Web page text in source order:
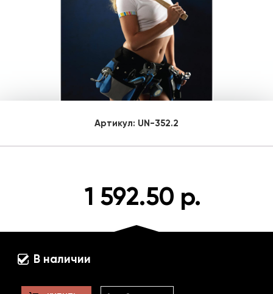
Артикул: UN-352.2
1 592.50 р.
В наличии